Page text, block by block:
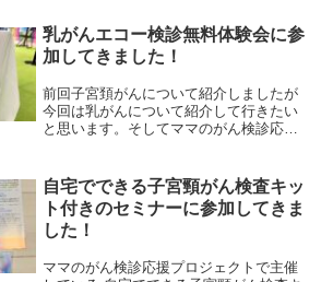
乳がんエコー検診無料体験会に参
加してきました！
前回子宮頚がんについて紹介しましたが
今回は乳がんについて紹介して行きたい
と思います。そしてママのがん検診応援
す。私は乳がん検診を一度も受けた事が
ありません。胸を見せると...
自宅でできる子宮頸がん検査キッ
ト付きのセミナーに参加してきま
した！
ママのがん検診応援プロジェクトで主催